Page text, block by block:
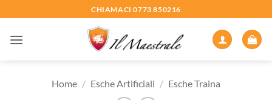
ai
contenuti
CHIAMACI 0773 850216
Home / Esche Artificiali / Esche Traina